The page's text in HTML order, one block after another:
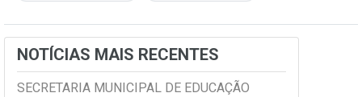
NOTÍCIAS MAIS RECENTES
SECRETARIA MUNICIPAL DE EDUCAÇÃO